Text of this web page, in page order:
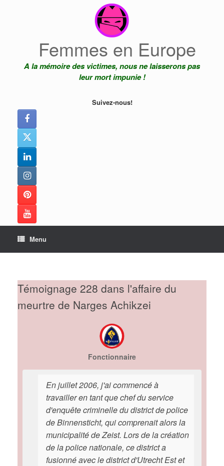
Femmes en Europe
A la mémoire des victimes, nous ne laisserons pas
leur mort impunie !
Suivez-nous!
Menu
Témoignage 228 dans l'affaire du
meurtre de Narges Achikzei
Fonctionnaire
En juillet 2006, j'ai commencé à
travailler en tant que chef du service
d'enquête criminelle du district de police
de Binnensticht, qui comprenait alors la
municipalité de Zeist. Lors de la création
de la police nationale, ce district a
fusionné avec le district d'Utrecht Est et